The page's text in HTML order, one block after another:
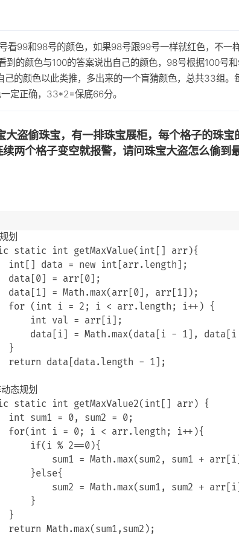
看99和98号的颜色，如果98号跟99号一样就红色，不一
到的颜色与100的答案说出自己的颜色，98号根据100号
己的颜色以此类推，多出来的一个盲猜颜色，总共33组。
定正确，33*2=保底66分。
大盗偷珠宝，有一排珠宝展柜，每个格子的珠宝
两个格子变空就报警，请问珠宝大盗怎么偷到
划
static int getMaxValue(int[] arr){
int[] data = new int[arr.length];
data[0] = arr[0];
data[1] = Math.max(arr[0], arr[1]);
for (int i = 2; i < arr.length; i++) {
int val = arr[i];
data[i] = Math.max(data[i - 1], data[i
}
return data[data.length - 1];
态规划
static int getMaxValue2(int[] arr) {
int sum1 = 0, sum2 = 0;
for(int i = 0; i < arr.length; i++){
if(i % 2==0){
sum1 = Math.max(sum2, sum1 +
}else{
sum2 = Math.max(sum1, sum2 +
}
}
return Math.max(sum1,sum2);